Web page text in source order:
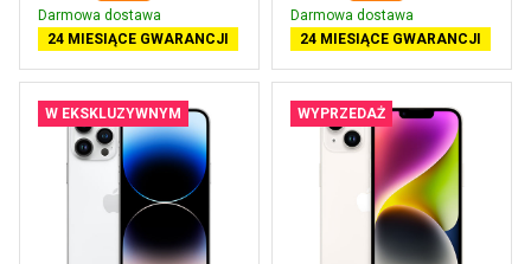
Darmowa dostawa
24 MIESIĄCE GWARANCJI
Darmowa dostawa
24 MIESIĄCE GWARANCJI
W EKSKLUZYWNYM WYPRZEDAŻ